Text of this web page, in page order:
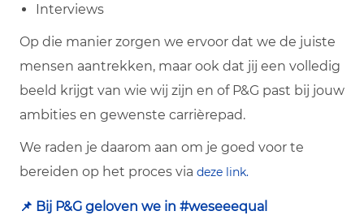
Interviews
Op die manier zorgen we ervoor dat we de juiste
mensen aantrekken, maar ook dat jij een volledig
beeld krijgt van wie wij zijn en of P&G past bij jouw
ambities en gewenste carrièrepad.
We raden je daarom aan om je goed voor te
bereiden op het proces via deze link.
📌 Bij P&G geloven we in #weseeequal